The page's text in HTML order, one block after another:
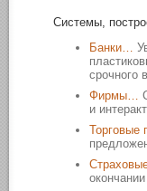
Системы,
Банки…
срочного
Фирмы…
и
Торговые